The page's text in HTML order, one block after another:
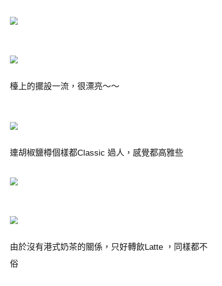
檯上的擺設一流，很漂亮～～
連胡椒鹽樽個樣都Classic 過人，感覺都高雅些
由於沒有港式奶茶的關係，只好轉飲Latte ，同樣都不
俗